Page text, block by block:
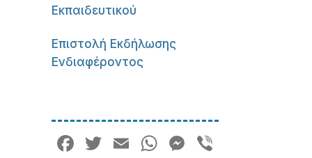
Εκπαιδευτικού
Επιστολή Εκδήλωσης
Ενδιαφέροντος
Facebook
Twitter
EmailWhatsApp
Messenger